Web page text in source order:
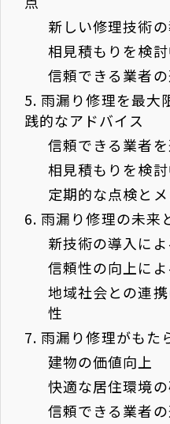
新しい修理技術の
相見積もりを検
信頼できる業者
5.雨漏り修理を最大
践的なアドバイス
信頼できる業者
相見積もりを検
定期的な点検と
6.雨漏り修理の未来
新技術の導入に
信頼性の向上に
地域社会との連
性
7.雨漏り修理がもた
建物の価値向上
快適な居住環境
信頼できる業者